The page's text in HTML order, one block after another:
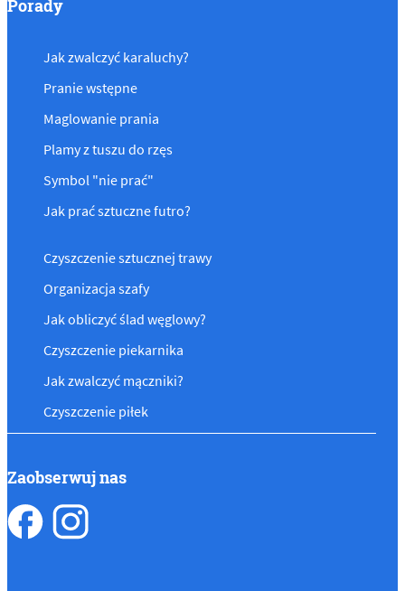
Porady
Jak zwalczyć karaluchy?
Pranie wstępne
Maglowanie prania
Plamy z tuszu do rzęs
Symbol "nie prać"
Jak prać sztuczne futro?
Czyszczenie sztucznej trawy
Organizacja szafy
Jak obliczyć ślad węglowy?
Czyszczenie piekarnika
Jak zwalczyć mączniki?
Czyszczenie piłek
Zaobserwuj nas